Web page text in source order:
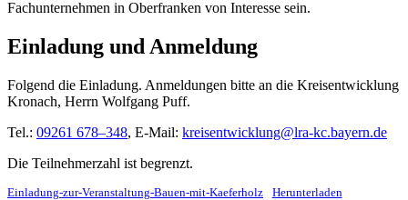
Fach­un­ter­neh­men in Ober­fran­ken von Inter­es­se sein.
Ein­la­dung und Anmeldung
Fol­gend die Ein­la­dung. Anmel­dun­gen bit­te an die Kreis­ent­wick­lung
Kro­nach, Herrn Wolf­gang Puff.
Tel.: 09261 678–348, E‑Mail: kreisentwicklung@​lra-​kc.​bayern.​de
Die Teil­neh­mer­zahl ist begrenzt.
Ein­la­dung-zur-Ver­an­stal­tung-Bau­en-mit-Kae­fer­holz Her­un­ter­la­den